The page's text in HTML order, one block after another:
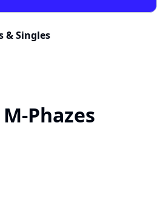
& Singles
Phazes